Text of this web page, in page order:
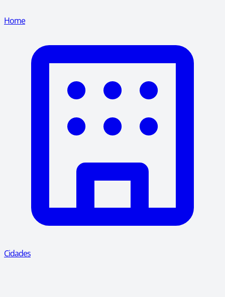
Home
Cidades